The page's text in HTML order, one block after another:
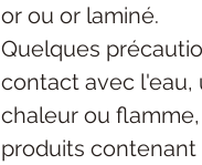
or ou or laminé.
Quelques
contact avec l'eau,
chaleur ou
produits